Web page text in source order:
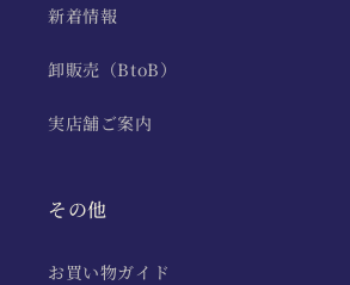
新着情報
卸販売（BtoB）
実店舗ご案内
その他
お買い物ガイド